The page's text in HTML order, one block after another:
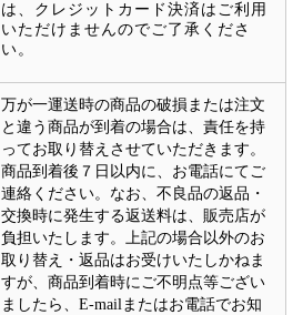
は、クレジットカード決済はご利用
いただけませんのでご了承くださ
い。
万が一運送時の商品の破損または注文
と違う商品が到着の場合は、責任を持
ってお取り替えさせていただきます。
商品到着後７日以内に、お電話にてご
連絡ください。なお、不良品の返品・
交換時に発生する返送料は、販売店が
負担いたします。上記の場合以外のお
取り替え・返品はお受けいたしかねま
すが、商品到着時にご不明点等ござい
ましたら、E-mailまたはお電話でお知